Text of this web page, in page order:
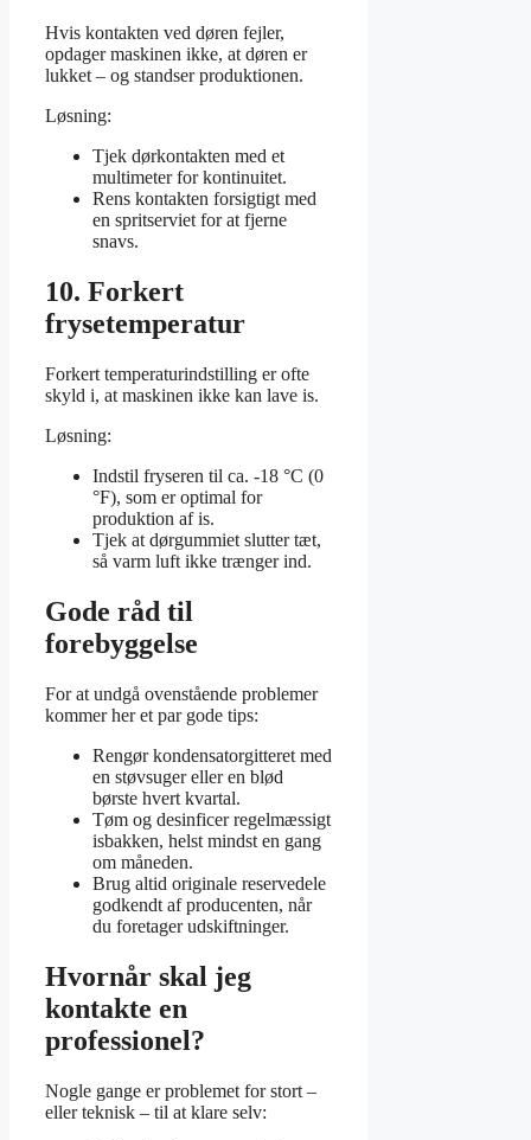
Hvis kontakten ved døren fejler,
opdager maskinen ikke, at døren er
lukket – og standser produktionen.
Løsning:
Tjek dørkontakten med et
multimeter for kontinuitet.
Rens kontakten forsigtigt med
en spritserviet for at fjerne
snavs.
10. Forkert
frysetemperatur
Forkert temperaturindstilling er ofte
skyld i, at maskinen ikke kan lave is.
Løsning:
Indstil fryseren til ca. -18 °C (0
°F), som er optimal for
produktion af is.
Tjek at dørgummiet slutter tæt,
så varm luft ikke trænger ind.
Gode råd til
forebyggelse
For at undgå ovenstående problemer
kommer her et par gode tips:
Rengør kondensatorgitteret med
en støvsuger eller en blød
børste hvert kvartal.
Tøm og desinficer regelmæssigt
isbakken, helst mindst en gang
om måneden.
Brug altid originale reservedele
godkendt af producenten, når
du foretager udskiftninger.
Hvornår skal jeg
kontakte en
professionel?
Nogle gange er problemet for stort –
eller teknisk – til at klare selv: